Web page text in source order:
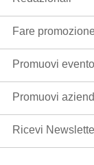
Fare
Promuovi evento
Promuovi
Ricevi